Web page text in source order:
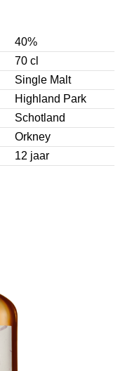
40%
70 cl
Single Malt
Highland Park
Schotland
Orkney
12 jaar